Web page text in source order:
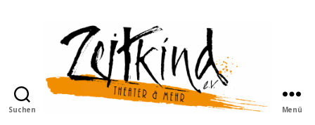
Suchen Menü